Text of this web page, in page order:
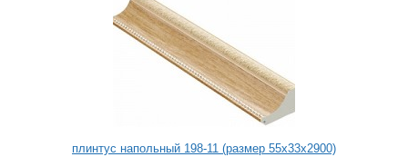
плинтус напольный 198-11 (размер 55х33х2900)